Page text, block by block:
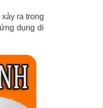
ra trong
dụng di